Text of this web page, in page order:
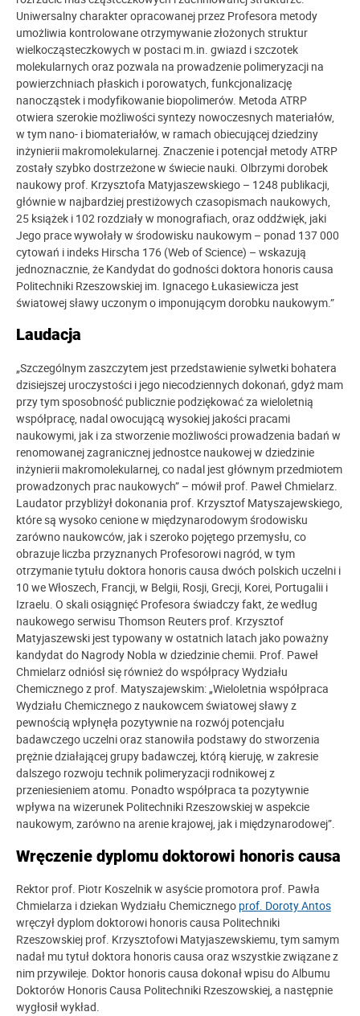
Uniwersalny charakter opracowanej przez Profesora metody
umożliwia kontrolowane otrzymywanie złożonych struktur
wielkocząsteczkowych w postaci m.in. gwiazd i szczotek
molekularnych oraz pozwala na prowadzenie polimeryzacji na
powierzchniach płaskich i porowatych, funkcjonalizację
nanocząstek i modyfikowanie biopolimerów. Metoda ATRP
otwiera szerokie możliwości syntezy nowoczesnych materiałów,
w tym nano- i biomateriałów, w ramach obiecującej dziedziny
inżynierii makromolekularnej. Znaczenie i potencjał metody ATRP
zostały szybko dostrzeżone w świecie nauki. Olbrzymi dorobek
naukowy prof. Krzysztofa Matyjaszewskiego – 1248 publikacji,
głównie w najbardziej prestiżowych czasopismach naukowych,
25 książek i 102 rozdziały w monografiach, oraz oddźwięk, jaki
Jego prace wywołały w środowisku naukowym – ponad 137 000
cytowań i indeks Hirscha 176 (Web of Science) – wskazują
jednoznacznie, że Kandydat do godności doktora honoris causa
Politechniki Rzeszowskiej im. Ignacego Łukasiewicza jest
światowej sławy uczonym o imponującym dorobku naukowym.”
Laudacja
„Szczególnym zaszczytem jest przedstawienie sylwetki bohatera
dzisiejszej uroczystości i jego niecodziennych dokonań, gdyż mam
przy tym sposobność publicznie podziękować za wieloletnią
współpracę, nadal owocującą wysokiej jakości pracami
naukowymi, jak i za stworzenie możliwości prowadzenia badań w
renomowanej zagranicznej jednostce naukowej w dziedzinie
inżynierii makromolekularnej, co nadal jest głównym przedmiotem
prowadzonych prac naukowych” – mówił prof. Paweł Chmielarz.
Laudator przybliżył dokonania prof. Krzysztof Matyszajewskiego,
które są wysoko cenione w międzynarodowym środowisku
zarówno naukowców, jak i szeroko pojętego przemysłu, co
obrazuje liczba przyznanych Profesorowi nagród, w tym
otrzymanie tytułu doktora honoris causa dwóch polskich uczelni i
10 we Włoszech, Francji, w Belgii, Rosji, Grecji, Korei, Portugalii i
Izraelu. O skali osiągnięć Profesora świadczy fakt, że według
naukowego serwisu Thomson Reuters prof. Krzysztof
Matyjaszewski jest typowany w ostatnich latach jako poważny
kandydat do Nagrody Nobla w dziedzinie chemii. Prof. Paweł
Chmielarz odniósł się również do współpracy Wydziału
Chemicznego z prof. Matyszajewskim: „Wieloletnia współpraca
Wydziału Chemicznego z naukowcem światowej sławy z
pewnością wpłynęła pozytywnie na rozwój potencjału
badawczego uczelni oraz stanowiła podstawy do stworzenia
prężnie działającej grupy badawczej, którą kieruję, w zakresie
dalszego rozwoju technik polimeryzacji rodnikowej z
przeniesieniem atomu. Ponadto współpraca ta pozytywnie
wpływa na wizerunek Politechniki Rzeszowskiej w aspekcie
naukowym, zarówno na arenie krajowej, jak i międzynarodowej”.
Wręczenie dyplomu doktorowi honoris causa
Rektor prof. Piotr Koszelnik w asyście promotora prof. Pawła
Chmielarza i dziekan Wydziału Chemicznego prof. Doroty Antos
wręczył dyplom doktorowi honoris causa Politechniki
Rzeszowskiej prof. Krzysztofowi Matyjaszewskiemu, tym samym
nadał mu tytuł doktora honoris causa oraz wszystkie związane z
nim przywileje. Doktor honoris causa dokonał wpisu do Albumu
Doktorów Honoris Causa Politechniki Rzeszowskiej, a następnie
wygłosił wykład.